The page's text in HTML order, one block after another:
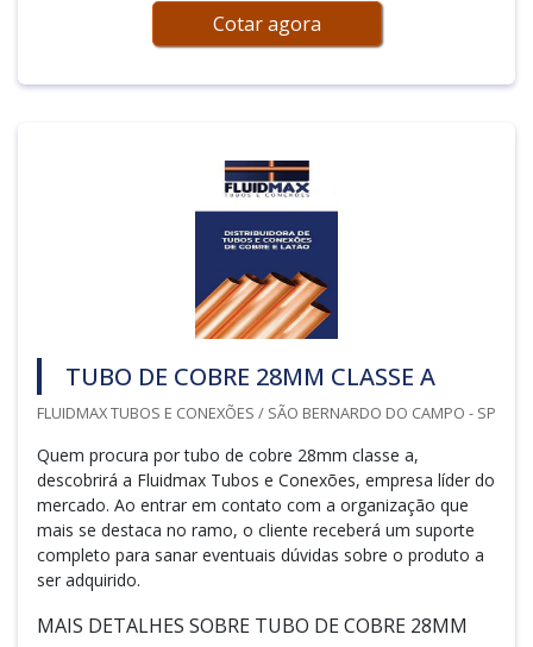
Cotar agora
TUBO DE COBRE 28MM CLASSE A
FLUIDMAX TUBOS E CONEXÕES / SÃO BERNARDO DO CAMPO - SP
Quem procura por tubo de cobre 28mm classe a,
descobrirá a Fluidmax Tubos e Conexões, empresa líder do
mercado. Ao entrar em contato com a organização que
mais se destaca no ramo, o cliente receberá um suporte
completo para sanar eventuais dúvidas sobre o produto a
ser adquirido.
MAIS DETALHES SOBRE TUBO DE COBRE 28MM